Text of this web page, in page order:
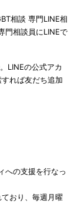
相談 専門LINE相
門相談員にLINEで
LINEの公式アカ
れば友だち追加
への支援を行なっ
おり、毎週月曜